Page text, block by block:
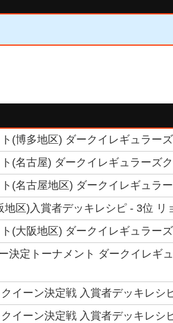
(博多地区) ダークイレギュラー
(名古屋) ダークイレギュラーズ
(名古屋地区) ダークイレギュラ
区)入賞者デッキレシピ - 3位 リ
(大阪地区) ダークイレギュラー
決定トーナメント ダークイレギ
イーン決定戦 入賞者デッキレシ
イーン決定戦 入賞者デッキレシ